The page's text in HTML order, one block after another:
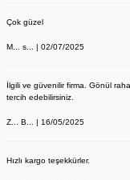
Çok güzel
M... s... | 02/07/2025
İlgili ve güvenilir firma. Gönül
tercih edebilirsiniz.
Z... B... | 16/05/2025
Hızlı kargo teşekkürler.